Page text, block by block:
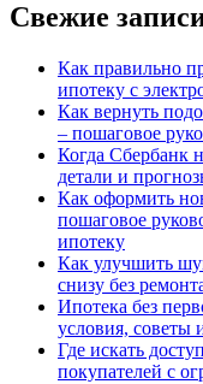
Свежие
Как правильно
ипотеку с
Как вернуть
– пошаговое
Когда Сбербанк
детали и
Как оформить
пошаговое
ипотеку
Как улучшить
снизу без
Ипотека без
условия, советы
Где искать
покупателей с